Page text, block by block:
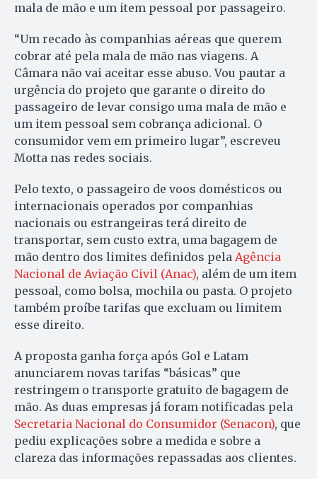
mala de mão e um item pessoal por passageiro.
“Um recado às companhias aéreas que querem
cobrar até pela mala de mão nas viagens. A
Câmara não vai aceitar esse abuso. Vou pautar a
urgência do projeto que garante o direito do
passageiro de levar consigo uma mala de mão e
um item pessoal sem cobrança adicional. O
consumidor vem em primeiro lugar”, escreveu
Motta nas redes sociais.
Pelo texto, o passageiro de voos domésticos ou
internacionais operados por companhias
nacionais ou estrangeiras terá direito de
transportar, sem custo extra, uma bagagem de
mão dentro dos limites definidos pela Agência
Nacional de Aviação Civil (Anac), além de um item
pessoal, como bolsa, mochila ou pasta. O projeto
também proíbe tarifas que excluam ou limitem
esse direito.
A proposta ganha força após Gol e Latam
anunciarem novas tarifas “básicas” que
restringem o transporte gratuito de bagagem de
mão. As duas empresas já foram notificadas pela
Secretaria Nacional do Consumidor (Senacon), que
pediu explicações sobre a medida e sobre a
clareza das informações repassadas aos clientes.